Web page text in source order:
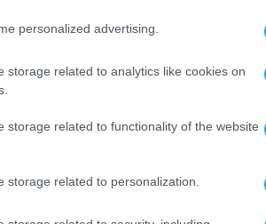
personalized advertising.
storage related to analytics like cookies on
storage related to functionality of the website
storage related to personalization.
ήταν ένα από τα πλέον
Πόλεμο.
ιστορική αλήθεια, ως